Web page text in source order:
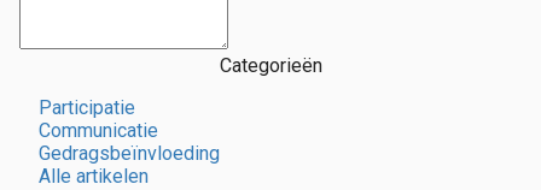
Categorieën
Participatie
Communicatie
Gedragsbeïnvloeding
Alle artikelen